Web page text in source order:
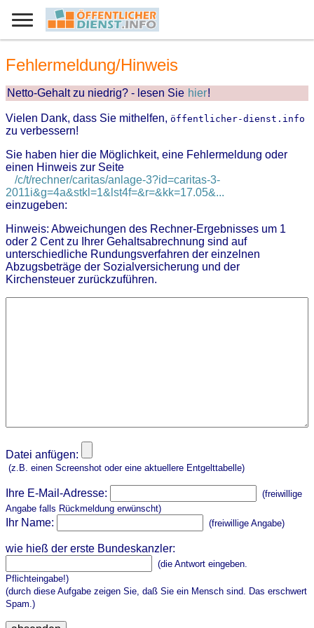
Fehlermeldung/Hinweis
Netto-Gehalt zu niedrig? - lesen Sie hier!
Vielen Dank, dass Sie mithelfen, öffentlicher-dienst.info
zu verbessern!
Sie haben hier die Möglichkeit, eine Fehlermeldung oder
einen Hinweis zur Seite
/c/t/rechner/caritas/anlage-3?id=caritas-3-
2011i&g=4a&stkl=1&lst4f=&r=&kk=17.05&...
einzugeben:
Hinweis: Abweichungen des Rechner-Ergebnisses um 1
oder 2 Cent zu Ihrer Gehaltsabrechnung sind auf
unterschiedliche Rundungsverfahren der einzelnen
Abzugsbeträge der Sozialversicherung und der
Kirchensteuer zurückzuführen.
Datei anfügen:
(z.B. einen Screenshot oder eine aktuellere Entgelttabelle)
Ihre E-Mail-Adresse:
(freiwillige
Angabe falls Rückmeldung erwünscht)
Ihr Name: (freiwillige Angabe)
wie hieß der erste Bundeskanzler:
(die Antwort eingeben.
Pflichteingabe!)
(durch diese Aufgabe zeigen Sie, daß Sie ein Mensch sind. Das erschwert
Spam.)